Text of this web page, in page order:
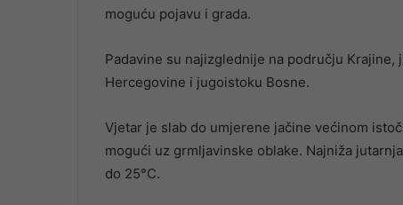
moguću pojavu i grada.
Padavine su najizglednije na području
Hercegovine i jugoistoku Bosne.
Vjetar je slab do umjerene jačine većinom
mogući uz grmljavinske oblake. Najniža
do 25°C.